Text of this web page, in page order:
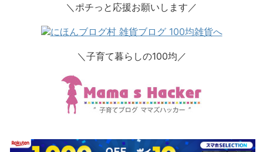
＼ポチっと応援お願いします／
＼子育て暮らしの100均／